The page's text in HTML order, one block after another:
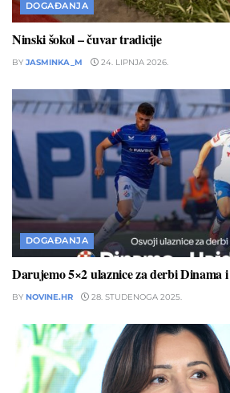
DOGAĐANJA
Ninski šokol – čuvar tradicije
BY JASMINKA_M 24. LIPNJA 2026.
DOGAĐANJA
Darujemo 5×2 ulaznice za derbi Dinama
BY NOVINE.HR 28. STUDENOGA 2025.